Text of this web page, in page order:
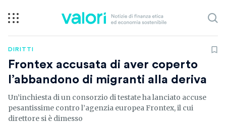
DIRITTI
Frontex accusata di aver coperto
l’abbandono di migranti alla deriva
Un’inchiesta di un consorzio di testate ha lanciato accuse
pesantissime contro l’agenzia europea Frontex, il cui
direttore si è dimesso